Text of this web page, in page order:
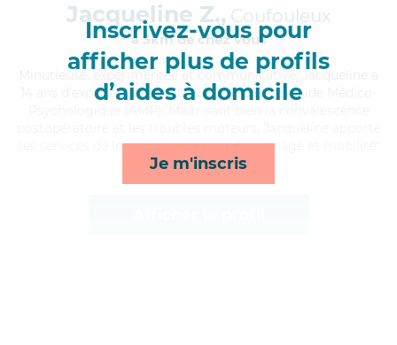
Inscrivez-vous pour
afficher plus de profils
d’aides à domicile
Je m'inscris
Jacqueline Z., Coufouleux
à 5km de chez Vous
, expérimentée et communicative, Jacqueline a
14 ans d'expérience et possède un diplôme d'Aide Médico-
ses services de lever/coucher, rappels, ménage et mobilité*